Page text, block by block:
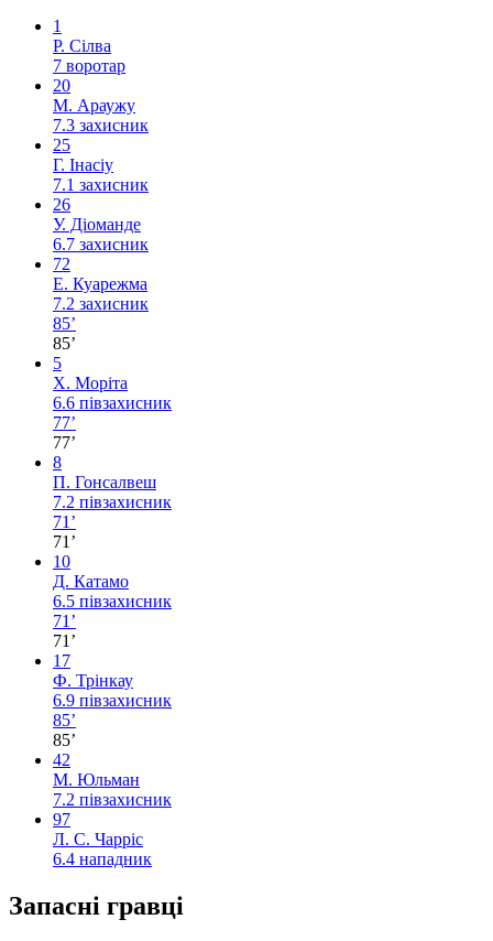
1
Р. Сілва
7 воротар
20
М. Араужу
7.3 захисник
25
Г. Інасіу
7.1 захисник
26
У. Діоманде
6.7 захисник
72
Е. Куарежма
7.2 захисник
85’
85’
5
Х. Моріта
6.6 півзахисник
77’
77’
8
П. Гонсалвеш
7.2 півзахисник
71’
71’
10
Д. Катамо
6.5 півзахисник
71’
71’
17
Ф. Трінкау
6.9 півзахисник
85’
85’
42
М. Юльман
7.2 півзахисник
97
Л. С. Чарріс
6.4 нападник
Запасні гравці